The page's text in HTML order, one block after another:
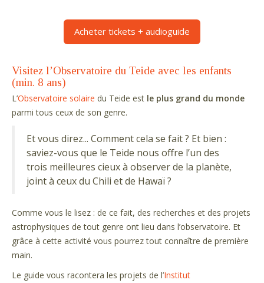
Acheter tickets + audioguide
Visitez l’Observatoire du Teide avec les enfants
(min. 8 ans)
L’Observatoire solaire du Teide est le plus grand du monde
parmi tous ceux de son genre.
Et vous direz... Comment cela se fait ? Et bien :
saviez-vous que le Teide nous offre l’un des
trois meilleures cieux à observer de la planète,
joint à ceux du Chili et de Hawaï ?
Comme vous le lisez : de ce fait, des recherches et des projets
astrophysiques de tout genre ont lieu dans l’observatoire. Et
grâce à cette activité vous pourrez tout connaître de première
main.
Le guide vous racontera les projets de l’Institut